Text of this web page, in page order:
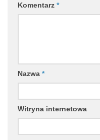
Komentarz *
Nazwa *
Witryna internetowa